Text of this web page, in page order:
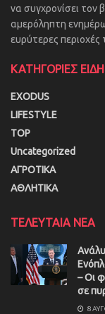
να συγχρονίσει τον
αμερόληπτη
ευρύτερες περιοχές
ΚΑΤΗΓΟΡΙΕΣ
EXODUS
LIFESTYLE
TOP
Uncategorized
ΑΓΡΟΤΙΚΑ
ΑΘΛΗΤΙΚΑ
ΤΕΛΕΥΤΑΙΑ ΝΕΑ
– Οι
σε
8